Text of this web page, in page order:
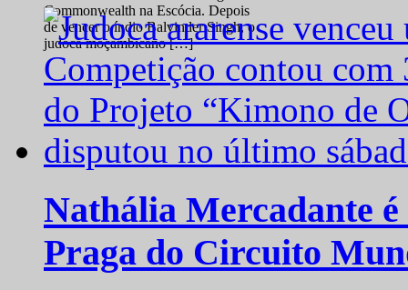
Commonwealth na Escócia. Depois
de vencer o índio Balvinder Singh, o
judoca moçambicano […]
Nathália Mercadante
Praga do Circuito